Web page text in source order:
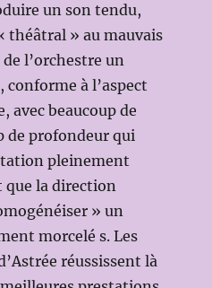
un son tendu,
théâtral » au mauvais
l’orchestre un
à l’aspect
avec beaucoup de
de profondeur qui
pleinement
que la direction
» un
morcelé s. Les
réussissent là